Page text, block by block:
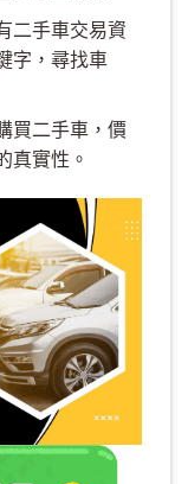
二手車交易資
字，尋找車
買二手車，價
真實性。